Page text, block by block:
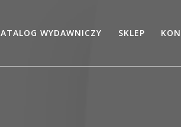
WYDAWNICZY SKLEP